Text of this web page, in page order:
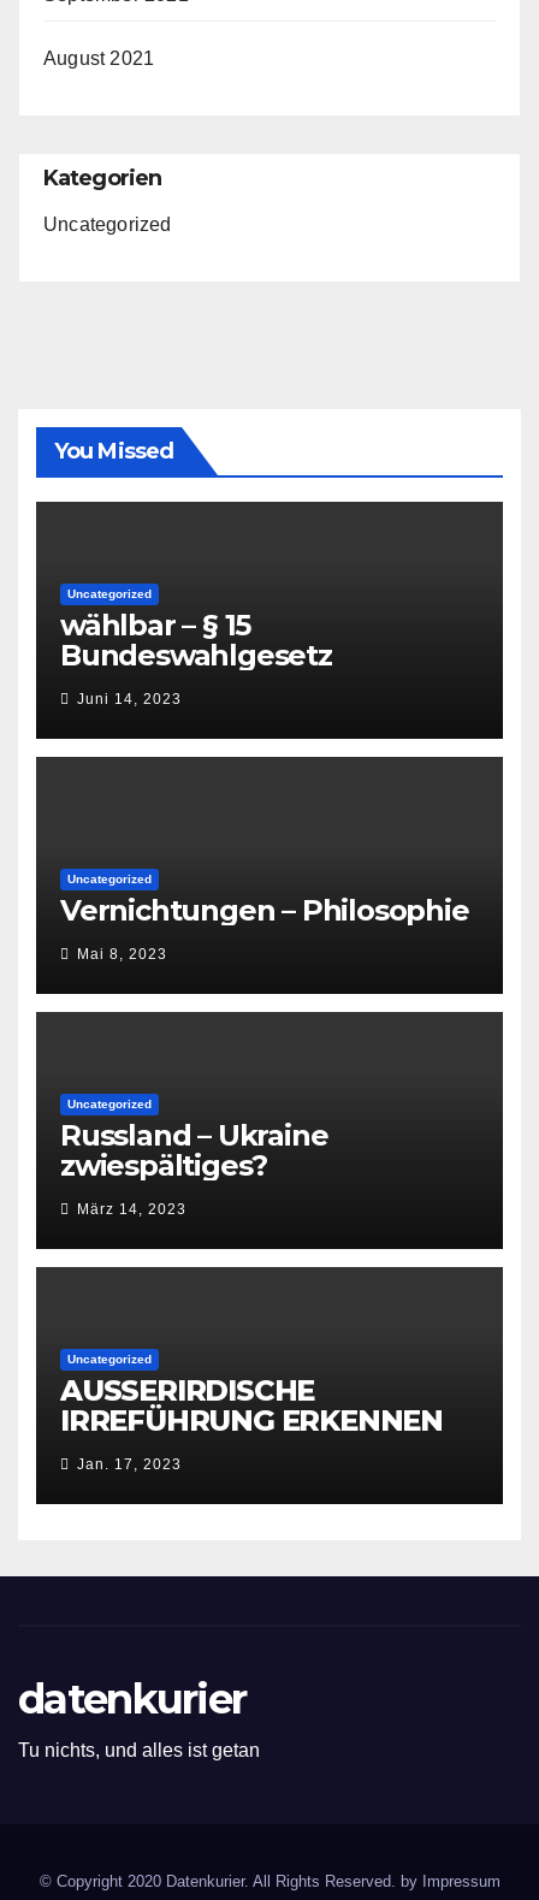
August 2021
Kategorien
Uncategorized
You Missed
Uncategorized
wählbar – § 15
Bundeswahlgesetz
Juni 14, 2023
Uncategorized
Vernichtungen – Philosophie
Mai 8, 2023
Uncategorized
Russland – Ukraine
zwiespältiges?
März 14, 2023
Uncategorized
AUSSERIRDISCHE
IRREFÜHRUNG ERKENNEN
Jan. 17, 2023
datenkurier
Tu nichts, und alles ist getan
© Copyright 2020 Datenkurier. All Rights Reserved. by Impressum